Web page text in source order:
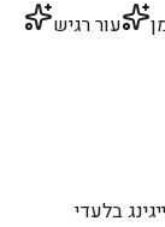
עור רגיש